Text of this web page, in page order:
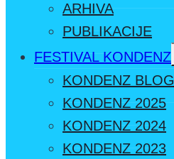
ARHIVA
PUBLIKACIJE
FESTIVAL KONDENZ
KONDENZ BLOG
KONDENZ 2025
KONDENZ 2024
KONDENZ 2023